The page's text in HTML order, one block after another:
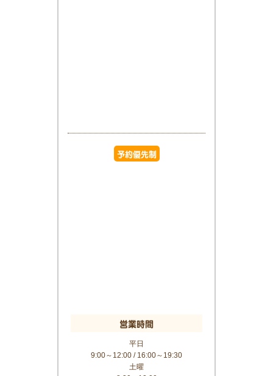
予約優先制
営業時間
平日
9:00～12:00 / 16:00～19:30
土曜